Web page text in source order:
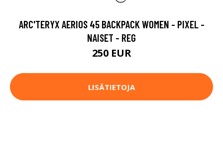
ARC'TERYX AERIOS 45 BACKPACK WOMEN - PIXEL -
NAISET - REG
250 EUR
LISÄTIETOJA